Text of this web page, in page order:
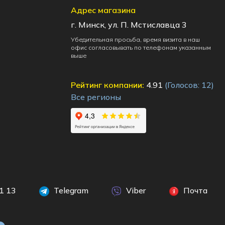
Адрес магазина
г. Минск, ул. П. Мстиславца 3
Убедительная просьба, время визита в наш
офис согласовывать по телефонам указанным
выше
Рейтинг компании: 4.91 (Голосов: 12)
Все регионы
13 Telegram Viber Почта